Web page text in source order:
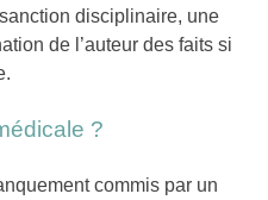
disciplinaire, une
de l’auteur des faits si
?
commis par un